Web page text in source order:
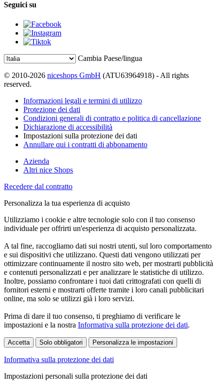
Seguici su
Cambia Paese/lingua
© 2010-2026 niceshops GmbH (ATU63964918) - All rights
reserved.
Informazioni legali e termini di utilizzo
Protezione dei dati
Condizioni generali di contratto e politica di cancellazione
Dichiarazione di accessibilità
Impostazioni sulla protezione dei dati
Annullare qui i contratti di abbonamento
Azienda
Altri nice Shops
Recedere dal contratto
Personalizza la tua esperienza di acquisto
Utilizziamo i cookie e altre tecnologie solo con il tuo consenso
individuale per offrirti un'esperienza di acquisto personalizzata.
A tal fine, raccogliamo dati sui nostri utenti, sul loro comportamento
e sui dispositivi che utilizzano. Questi dati vengono utilizzati per
ottimizzare continuamente il nostro sito web, per mostrarti pubblicità
e contenuti personalizzati e per analizzare le statistiche di utilizzo.
Inoltre, possiamo confrontare i tuoi dati crittografati con quelli di
fornitori esterni e mostrarti offerte tramite i loro canali pubblicitari
online, ma solo se utilizzi già i loro servizi.
Prima di dare il tuo consenso, ti preghiamo di verificare le
impostazioni e la nostra Informativa sulla protezione dei dati.
Accetta Solo obbligatori Personalizza le impostazioni
Informativa sulla protezione dei dati
Impostazioni personali sulla protezione dei dati